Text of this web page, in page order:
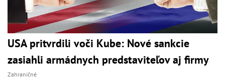
USA pritvrdili voči Kube: Nové sankcie
zasiahli armádnych predstaviteľov aj firmy
Zahraničné